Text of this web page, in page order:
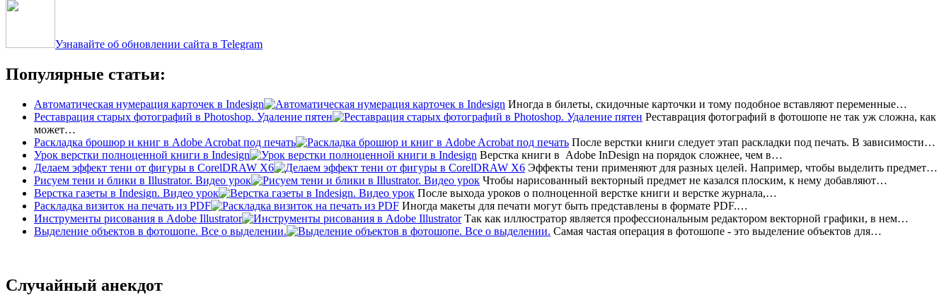
Узнавайте об обновлении сайта в Telegram
Популярные статьи:
Автоматическая нумерация карточек в Indesign
Иногда в билеты, скидочные карточки и тому подобное вставляют переменные…
Реставрация старых фотографий в Photoshop. Удаление пятен
Реставрация фотографий в фотошопе не так уж сложна, как
может…
Раскладка брошюр и книг в Adobe Acrobat под печать
После верстки книги следует этап раскладки под печать. В зависимости…
Урок верстки полноценной книги в Indesign
Верстка книги в Adobe InDesign на порядок сложнее, чем в…
Делаем эффект тени от фигуры в CorelDRAW X6
Эффекты тени применяют для разных целей. Например, чтобы выделить предмет…
Рисуем тени и блики в Illustrator. Видео урок
Чтобы нарисованный векторный предмет не казался плоским, к нему добавляют…
Верстка газеты в Indesign. Видео урок
После выхода уроков о полноценной верстке книги и верстке журнала,…
Раскладка визиток на печать из PDF
Иногда макеты для печати могут быть представлены в формате PDF.…
Инструменты рисования в Adobe Illustrator
Так как иллюстратор является профессиональным редактором векторной графики, в нем…
Выделение объектов в фотошопе. Все о выделении.
Самая частая операция в фотошопе - это выделение объектов для…
Случайный анекдот